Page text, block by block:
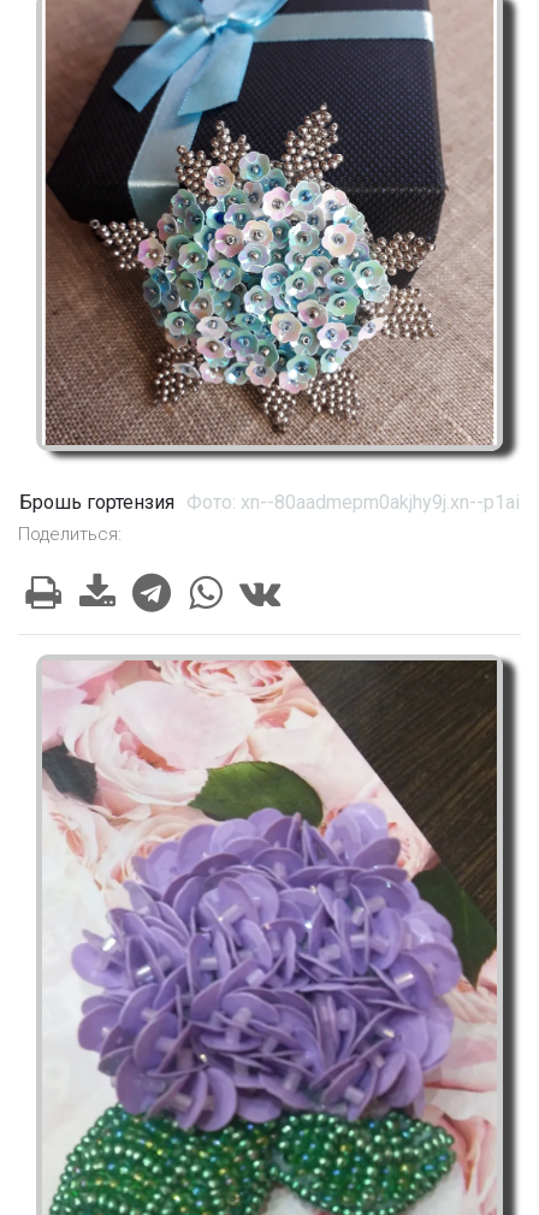
Брошь гортензия Фото: xn--80aadmepm0akjhy9j.xn--p1ai
Поделиться: